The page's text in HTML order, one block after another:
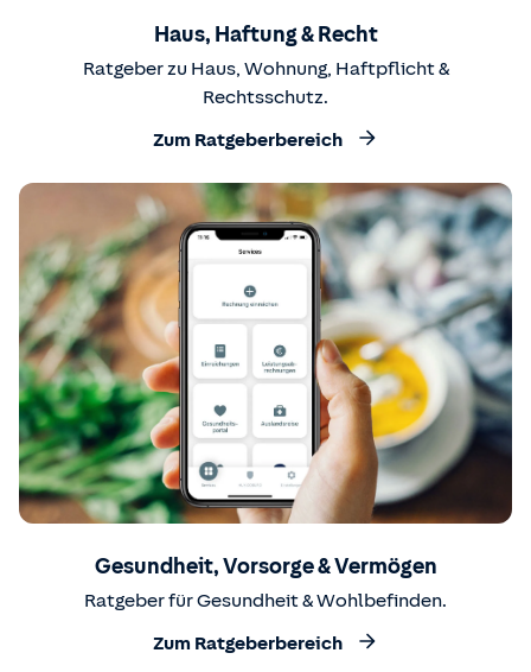
Haus, Haftung & Recht
Ratgeber zu Haus, Wohnung, Haftpflicht &
Rechtsschutz.
Zum Ratgeberbereich
Gesundheit, Vorsorge & Vermögen
Ratgeber für Gesundheit & Wohlbefinden.
Zum Ratgeberbereich